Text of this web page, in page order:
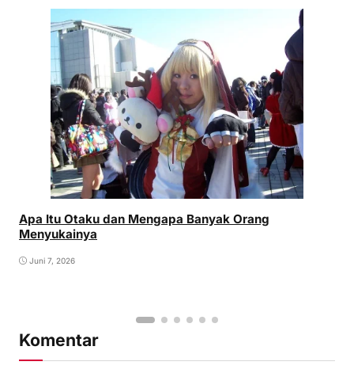
Apa Itu Otaku dan Mengapa Banyak Orang
Menyukainya
Juni 7, 2026
Komentar